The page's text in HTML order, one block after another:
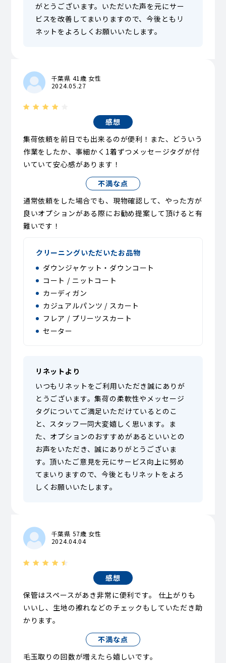
がとうございます。いただいた声を元にサー
ビスを改善してまいりますので、今後ともリ
ネットをよろしくお願いいたします。
千葉県 41歳 女性
2024.05.27
感想
集荷依頼を前日でも出来るのが便利！また、どういう
作業をしたか、事細かく1着ずつメッセージタグが付
いていて安心感があります！
不満な点
通常依頼をした場合でも、現物確認して、やった方が
良いオプションがある際にお勧め提案して頂けると有
難いです！
クリーニングいただいたお品物
ダウンジャケット・ダウンコート
コート / ニットコート
カーディガン
カジュアルパンツ / スカート
フレア / プリーツスカート
セーター
リネットより
いつもリネットをご利用いただき誠にありが
とうございます。集荷の柔軟性やメッセージ
タグについてご満足いただけているとのこ
と、スタッフ一同大変嬉しく思います。ま
た、オプションのおすすめがあるといいとの
お声をいただき、誠にありがとうございま
す。頂いたご意見を元にサービス向上に努め
てまいりますので、今後ともリネットをよろ
しくお願いいたします。
千葉県 57歳 女性
2024.04.04
感想
保管はスペースがあき非常に便利です。 仕上がりも
いいし、生地の擦れなどのチェックもしていただき助
かります。
不満な点
毛玉取りの回数が増えたら嬉しいです。